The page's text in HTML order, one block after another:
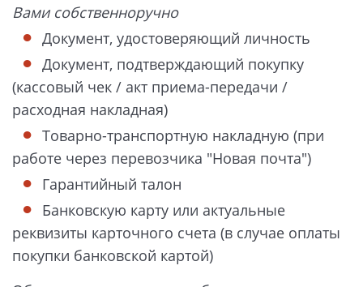
Вами собственноручно
Документ, удостоверяющий личность
Документ, подтверждающий покупку
(кассовый чек / акт приема-передачи /
расходная накладная)
Товарно-транспортную накладную (при
работе через перевозчика "Новая почта")
Гарантийный талон
Банковскую карту или актуальные
реквизиты карточного счета (в случае оплаты
покупки банковской картой)